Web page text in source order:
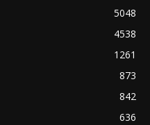
5048
4538
1261
873
842
636